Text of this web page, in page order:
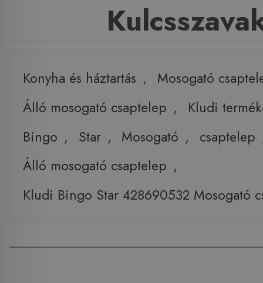
Konyha és háztartás ,
Mosogató
Álló mosogató csaptelep ,
Kludi
Bingo , Star , Mosogató , csaptelep
Álló mosogató csaptelep ,
Kludi Bingo Star 428690532 Mosogató